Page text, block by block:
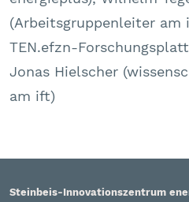
(Arbeitsgruppenleiter am
TEN.efzn-
Jonas Hielscher
am ift)
Steinbeis-Innovationszentrum